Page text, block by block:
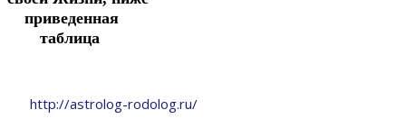
приведенная
таблица
http://astrolog-rodolog.ru/